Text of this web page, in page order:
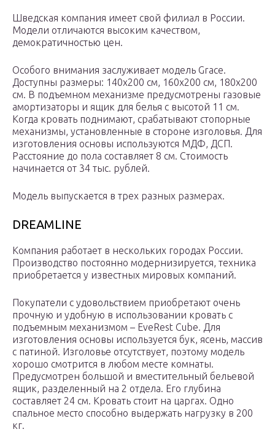
Шведская компания имеет свой филиал в России.
Модели отличаются высоким качеством,
демократичностью цен.
Особого внимания заслуживает модель Grace.
Доступны размеры: 140х200 см, 160х200 см, 180х200
см. В подъемном механизме предусмотрены газовые
амортизаторы и ящик для белья с высотой 11 см.
Когда кровать поднимают, срабатывают стопорные
механизмы, установленные в стороне изголовья. Для
изготовления основы используются МДФ, ДСП.
Расстояние до пола составляет 8 см. Стоимость
начинается от 34 тыс. рублей.
Модель выпускается в трех разных размерах.
DREAMLINE
Компания работает в нескольких городах России.
Производство постоянно модернизируется, техника
приобретается у известных мировых компаний.
Покупатели с удовольствием приобретают очень
прочную и удобную в использовании кровать с
подъемным механизмом – EveRest Cube. Для
изготовления основы используется бук, ясень, массив
с патиной. Изголовье отсутствует, поэтому модель
хорошо смотрится в любом месте комнаты.
Предусмотрен большой и вместительный бельевой
ящик, разделенный на 2 отдела. Его глубина
составляет 24 см. Кровать стоит на царгах. Одно
спальное место способно выдержать нагрузку в 200
кг.